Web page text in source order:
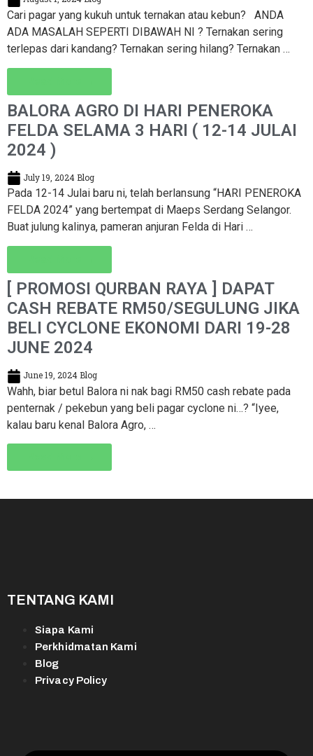
Cari pagar yang kukuh untuk ternakan atau kebun? ANDA
ADA MASALAH SEPERTI DIBAWAH NI ? Ternakan sering
terlepas dari kandang? Ternakan sering hilang? Ternakan …
BALORA AGRO DI HARI PENEROKA
FELDA SELAMA 3 HARI ( 12-14 JULAI
2024 )
July 19, 2024Blog
Pada 12-14 Julai baru ni, telah berlansung “HARI PENEROKA
FELDA 2024” yang bertempat di Maeps Serdang Selangor.
Buat julung kalinya, pameran anjuran Felda di Hari …
[ PROMOSI QURBAN RAYA ] DAPAT
CASH REBATE RM50/SEGULUNG JIKA
BELI CYCLONE EKONOMI DARI 19-28
JUNE 2024
June 19, 2024Blog
Wahh, biar betul Balora ni nak bagi RM50 cash rebate pada
penternak / pekebun yang beli pagar cyclone ni…? “Iyee,
kalau baru kenal Balora Agro, …
TENTANG KAMI
Siapa Kami
Perkhidmatan Kami
Blog
Privacy Policy